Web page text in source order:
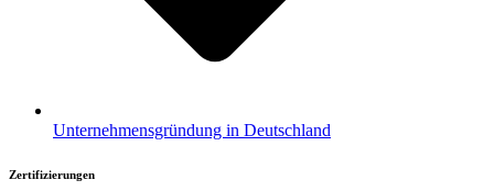
Unternehmensgründung in Deutschland
Zertifizierungen